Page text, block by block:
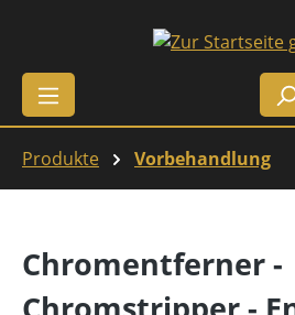
Zum Hauptinhalt springen
Produkte Vorbehandlung
Chromentferner -